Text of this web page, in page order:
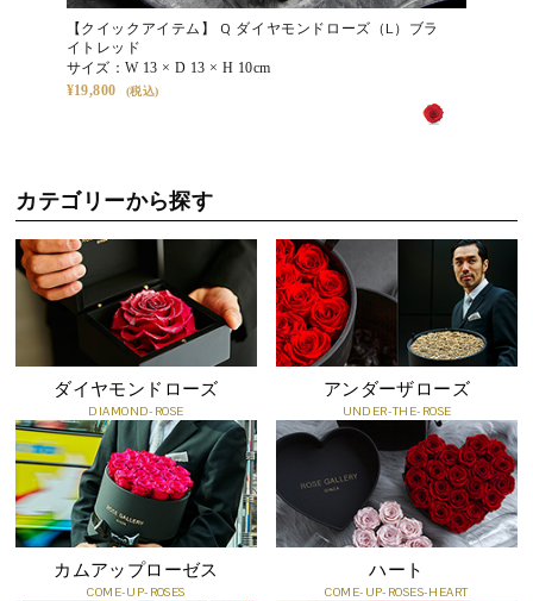
バラの下の小さな空間に、アクセサリーや手紙を忍ばせて。
プロポーズや特別な日のサプライズにぴったりのギフトです。
メッセージカードサービス(無料オプション)
お客様ご希望のメッセージを印字してお届けするカードです。
すべての商品に無料でメッセージカードをつけることができます。
ご注文時にショッピングカート内の、「メッセージカードの内容」
に、ご希望のメッセージをご記入ください。
けください。落ち着いた環境に飾るほど、花の表情がより凛として
映えます。
Q. メッセージの代筆は可能ですか？
A. はい。無料でメッセージカードをお付けいたします。ご注文時に
えてお贈りください。
その他のQ&Aは こちら
【クイックアイテム】 Q ダイヤモンドローズ（L）ブラ
イトレッド
サイズ：W 13 × D 13 × H 10cm
19,800
カテゴリーから探す
ダイヤモンドローズ
DIAMOND-ROSE
アンダーザローズ
UNDER-THE-ROSE
カムアップローゼス
COME-UP-ROSES
ハート
COME-UP-ROSES-HEART